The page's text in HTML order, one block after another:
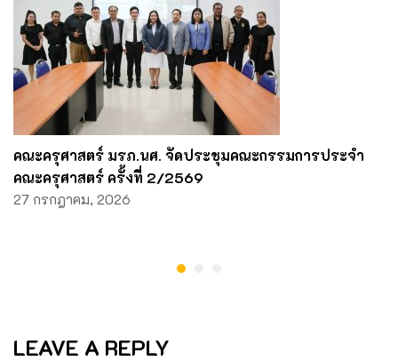
คณะครุศาสตร์ มรภ.นศ. จัดประชุมคณะกรรมการประจำ
คณะครุศาสตร์ ครั้งที่ 2/2569
27 กรกฎาคม, 2026
LEAVE A REPLY